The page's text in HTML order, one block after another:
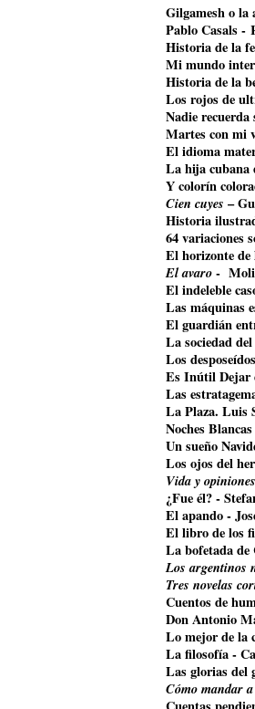
Gilgamesh o la
Pablo Casals -
Historia de la
Mi mundo
Historia de la
Los rojos de
Nadie
Martes con mi
El idioma
La hija cubana
Y colorín
Cien cuyes –
Historia
64 variaciones
El horizonte de
El avaro-
El indeleble
Las máquinas
El guardián
La sociedad
Los
Es Inútil Dejar
Las
La Plaza. Luis
Noches
Un sueño
Los ojos del
Vida y
¿Fue él? -
El apando -
El libro de los
La bofetada de
Los argentinos
Tres novelas
Cuentos de
Don Antonio
Lo mejor de la
La filosofía -
Las glorias del
Cómo mandar